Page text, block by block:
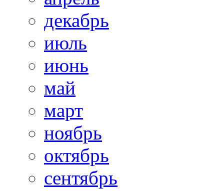
декабрь
июль
июнь
май
март
ноябрь
октябрь
сентябрь